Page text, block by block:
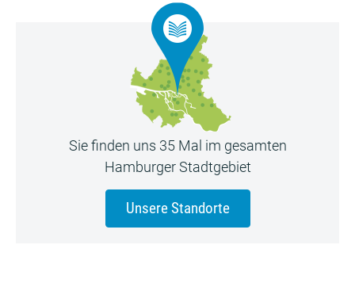
Sie finden uns 35 Mal im gesamten
Hamburger Stadtgebiet
Unsere Standorte